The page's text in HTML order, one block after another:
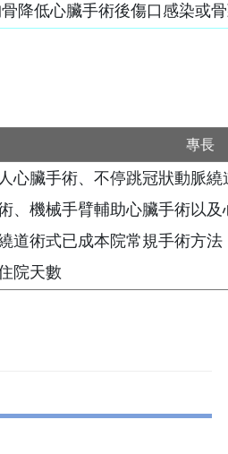
降低心臟手術後傷口感染或
專長
心臟手術、不停跳冠狀動脈
、機械手臂輔助心臟手術以
道術式已成本院常規手術方
院天數